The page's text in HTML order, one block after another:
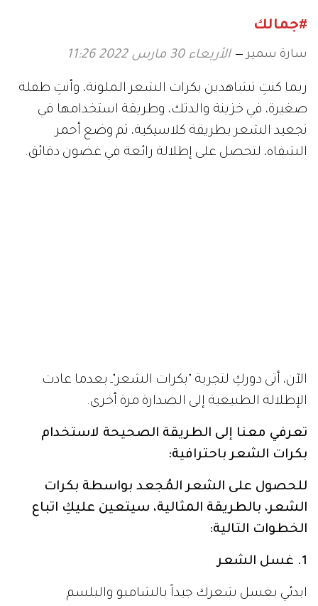
#جمالك
سارة سمير الأربعاء 30 مارس 2022 11:26
ربما كنتِ تشاهدين بكرات الشعر الملونة، وأنتِ طفلة
صغيرة، في خزينة والدتك، وطريقة استخدامها في
تجعيد الشعر بطريقة كلاسيكية، ثم وضع أحمر
الشفاه، لتحصل على إطلالة رائعة في غضون دقائق.
الآن، أتى دوركِ لتجربة "بكرات الشعر"ـ بعدما عادت
الإطلالة الطبيعية إلى الصدارة مرة أخرى.
تعرفي معنا إلى الطريقة الصحيحة لاستخدام
بكرات الشعر باحترافية:
للحصول على الشعر المُجعد بواسطة بكرات
الشعر، بالطريقة المثالية، سيتعين عليكِ اتباع
الخطوات التالية:
1. غسل الشعر
ابدئي بغسل شعرك جيداً بالشامبو والبلسم